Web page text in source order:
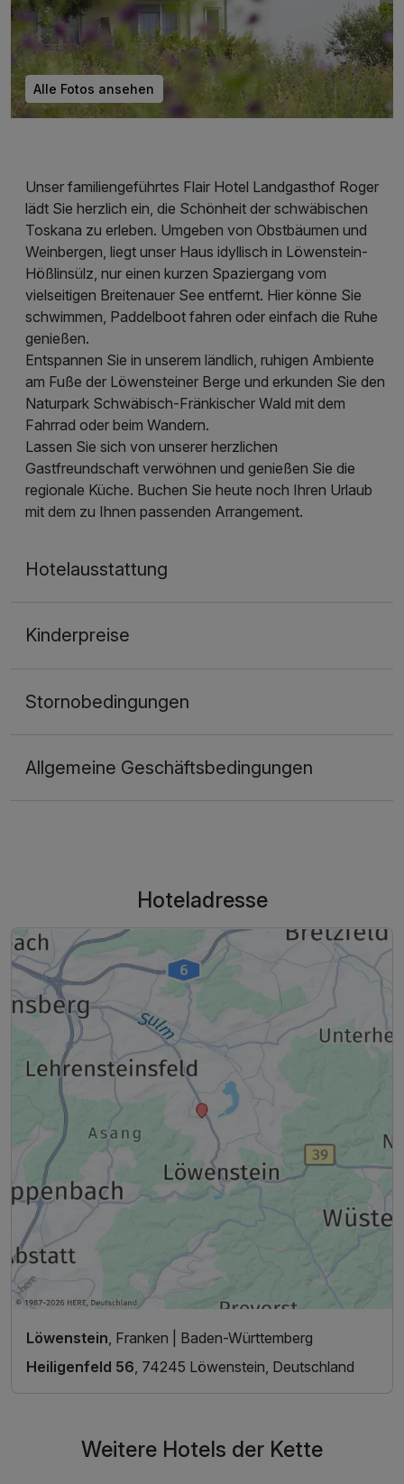
Alle Fotos ansehen
Unser familiengeführtes Flair Hotel Landgasthof Roger
lädt Sie herzlich ein, die Schönheit der schwäbischen
Toskana zu erleben. Umgeben von Obstbäumen und
Weinbergen, liegt unser Haus idyllisch in Löwenstein-
Hößlinsülz, nur einen kurzen Spaziergang vom
vielseitigen Breitenauer See entfernt. Hier könne Sie
schwimmen, Paddelboot fahren oder einfach die Ruhe
genießen.
Entspannen Sie in unserem ländlich, ruhigen Ambiente
am Fuße der Löwensteiner Berge und erkunden Sie den
Naturpark Schwäbisch-Fränkischer Wald mit dem
Fahrrad oder beim Wandern.
Lassen Sie sich von unserer herzlichen
Gastfreundschaft verwöhnen und genießen Sie die
regionale Küche. Buchen Sie heute noch Ihren Urlaub
mit dem zu Ihnen passenden Arrangement.
Hotelausstattung
Kinderpreise
Stornobedingungen
Allgemeine Geschäftsbedingungen
Hoteladresse
Löwenstein, Franken | Baden-Württemberg
Heiligenfeld 56, 74245 Löwenstein, Deutschland
Weitere Hotels der Kette